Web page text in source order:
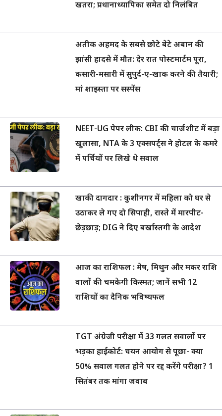
खतरा; प्रधानाध्यापिका समेत दो निलंबित
अतीक अहमद के सबसे छोटे बेटे अबान की
झांसी हादसे में मौत: देर रात पोस्टमार्टम पूरा,
कसारी-मसारी में सुपुर्द-ए-खाक करने की तैयारी;
मां शाइस्ता पर सस्पेंस
NEET-UG पेपर लीक: CBI की चार्जशीट में बड़ा
खुलासा, NTA के 3 एक्सपर्ट्स ने होटल के कमरे
में पर्चियों पर लिखे थे सवाल
खाकी दागदार : कुशीनगर में महिला को घर से
उठाकर ले गए दो सिपाही, रास्ते में मारपीट-
छेड़छाड़; DIG ने दिए बर्खास्तगी के आदेश
आज का राशिफल : मेष, मिथुन और मकर राशि
वालों की चमकेगी किस्मत; जानें सभी 12
राशियों का दैनिक भविष्यफल
TGT अंग्रेजी परीक्षा में 33 गलत सवालों पर
भड़का हाईकोर्ट: चयन आयोग से पूछा- क्या
50% सवाल गलत होने पर रद्द करेंगे परीक्षा? 1
सितंबर तक मांगा जवाब